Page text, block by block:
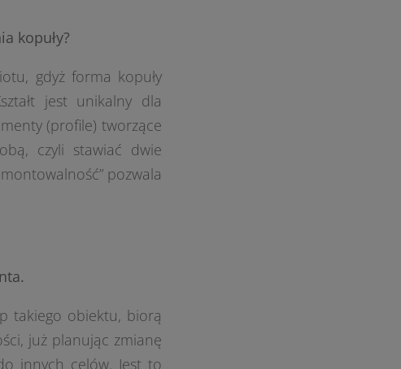
kopuły?
gdyż forma kopuły
jest unikalny dla
(profile) tworzące
czyli stawiać dwie
pozwala
takiego obiektu, biorą
już planując zmianę
innych celów. Jest to